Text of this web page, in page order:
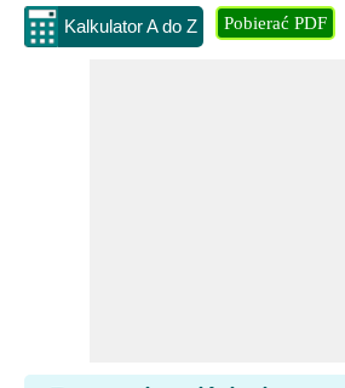
Kalkulator A do Z Pobierać PDF